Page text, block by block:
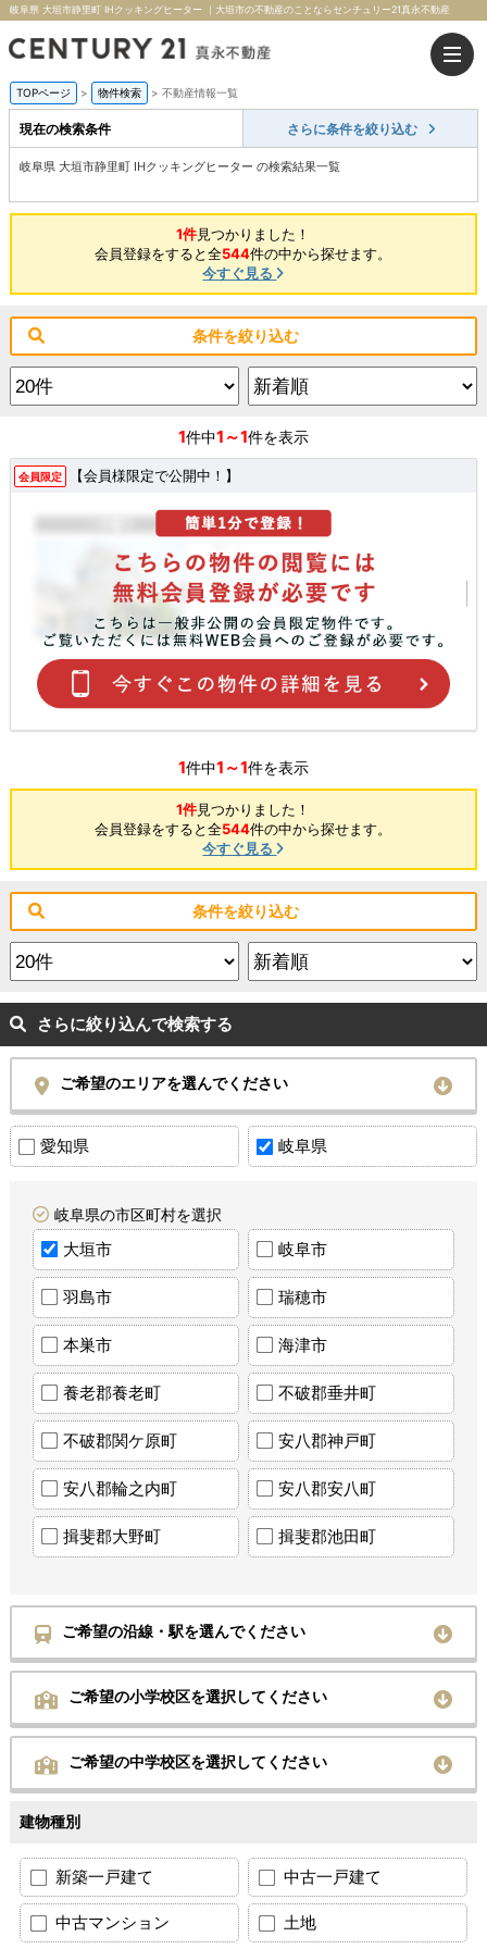
岐阜県 大垣市静里町 IHクッキングヒーター ｜大垣市の不動産のことならセンチュリー21真永不動産
TOPページ > 物件検索 > 不動産情報一覧
現在の検索条件 さらに条件を絞り込む
岐阜県 大垣市静里町 IHクッキングヒーター の検索結果一覧
1件見つかりました！
会員登録をすると全544件の中から探せます。
今すぐ見る
条件を絞り込む
1件中1～1件を表示
会員限定 【会員様限定で公開中！】
1件中1～1件を表示
1件見つかりました！
会員登録をすると全544件の中から探せます。
今すぐ見る
条件を絞り込む
さらに絞り込んで検索する
ご希望のエリアを選んでください
愛知県 岐阜県
岐阜県の市区町村を選択
大垣市 岐阜市
羽島市 瑞穂市
本巣市 海津市
養老郡養老町 不破郡垂井町
不破郡関ケ原町 安八郡神戸町
安八郡輪之内町 安八郡安八町
揖斐郡大野町 揖斐郡池田町
ご希望の沿線・駅を選んでください
ご希望の小学校区を選択してください
ご希望の中学校区を選択してください
建物種別
新築一戸建て 中古一戸建て
中古マンション 土地